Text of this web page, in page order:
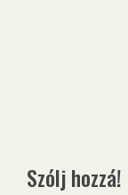
Szólj hozzá!